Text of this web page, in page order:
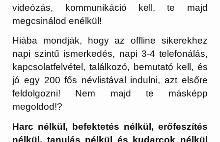
videózás, kommunikáció kell, te majd
megcsinálod enélkül!
Hiába mondják, hogy az offline sikerekhez
napi szintű ismerkedés, napi 3-4 telefonálás,
kapcsolatfelvétel, találkozó, bemutató kell, és
jó egy 200 fős névlistával indulni, azt elsőre
feldolgozni! Nem majd te másképp
megoldod!?
Harc nélkül, befektetés nélkül, erőfeszítés
nélkül, tanulás nélkül és kudarcok nélkül